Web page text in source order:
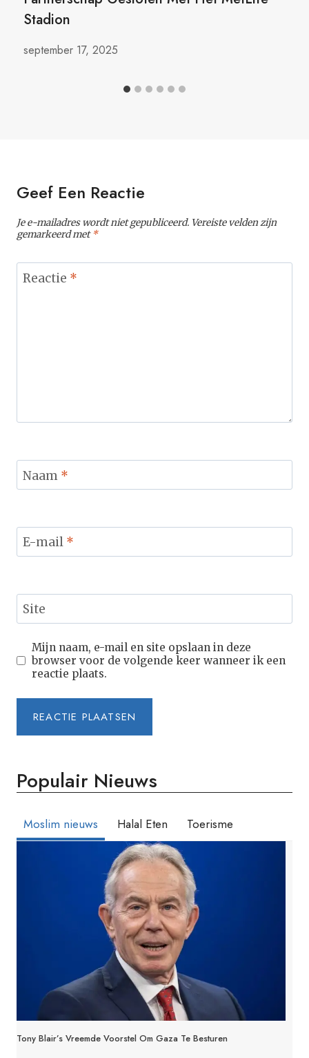
Stadion
september 17, 2025
Geef Een Reactie
Je e-mailadres wordt niet gepubliceerd. Vereiste velden zijn
gemarkeerd met*
Reactie *
Naam *
E-mail *
Site
Mijn naam, e-mail en site opslaan in deze
browser voor de volgende keer wanneer ik een
reactie plaats.
Populair Nieuws
Moslim nieuws Halal Eten Toerisme
Tony Blair’s Vreemde Voorstel Om Gaza Te Besturen